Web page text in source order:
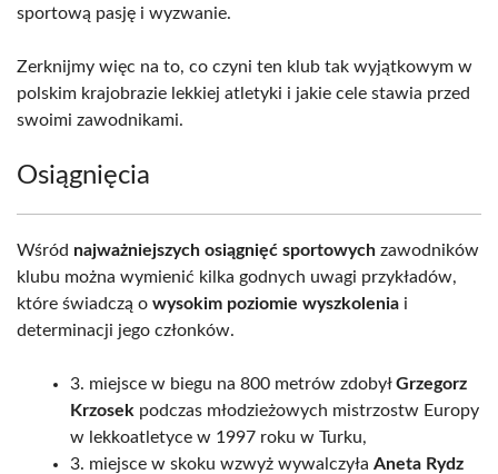
sportową pasję i wyzwanie.
Zerknijmy więc na to, co czyni ten klub tak wyjątkowym w
polskim krajobrazie lekkiej atletyki i jakie cele stawia przed
swoimi zawodnikami.
Osiągnięcia
Wśród najważniejszych osiągnięć sportowych zawodników
klubu można wymienić kilka godnych uwagi przykładów,
które świadczą o wysokim poziomie wyszkolenia i
determinacji jego członków.
3. miejsce w biegu na 800 metrów zdobyłGrzegorz
Krzosek podczas młodzieżowych mistrzostw Europy
w lekkoatletyce w 1997 roku w Turku,
3. miejsce w skoku wzwyż wywalczyła Aneta Rydz